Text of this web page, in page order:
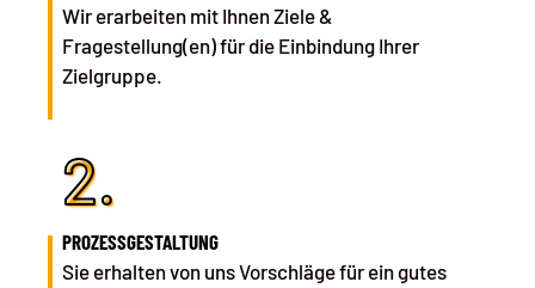
Wir erarbeiten mit Ihnen Ziele &
Fragestellung(en) für die Einbindung Ihrer
Zielgruppe.
2.
PROZESSGESTALTUNG
Sie erhalten von uns Vorschläge für ein gutes